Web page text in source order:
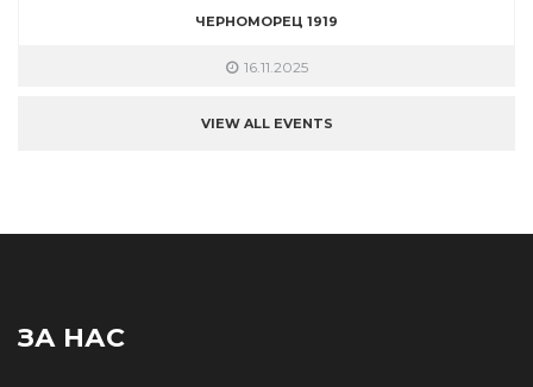
ЧЕРНОМОРЕЦ 1919
16.11.2025
VIEW ALL EVENTS
ЗА НАС